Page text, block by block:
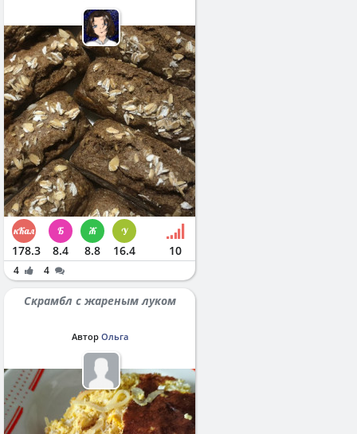
178.3 8.4 8.8 16.4 10
4 4
Скрамбл с жареным луком
Автор Ольга